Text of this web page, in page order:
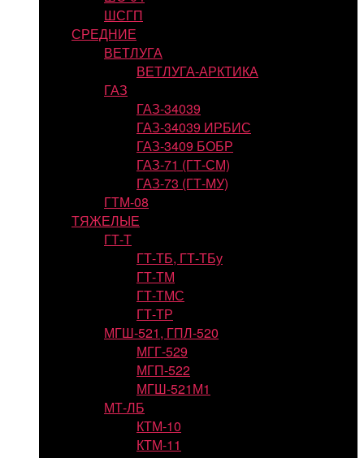
ШСГП
СРЕДНИЕ
ВЕТЛУГА
ВЕТЛУГА-АРКТИКА
ГАЗ
ГАЗ-34039
ГАЗ-34039 ИРБИС
ГАЗ-3409 БОБР
ГАЗ-71 (ГТ-СМ)
ГАЗ-73 (ГТ-МУ)
ГТМ-08
ТЯЖЕЛЫЕ
ГТ-Т
ГТ-ТБ, ГТ-ТБу
ГТ-ТМ
ГТ-ТМС
ГТ-ТР
МГШ-521, ГПЛ-520
МГГ-529
МГП-522
МГШ-521М1
МТ-ЛБ
КТМ-10
КТМ-11